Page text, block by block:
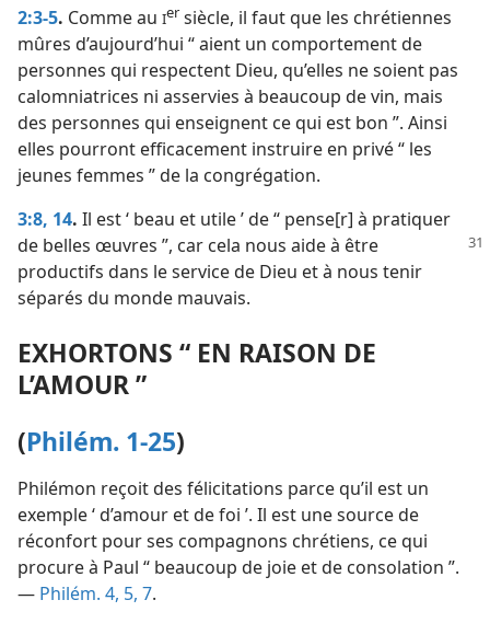
2:3-5. Comme au Ier siècle, il faut que les chrétiennes
mûres d’aujourd’hui “ aient un comportement de
personnes qui respectent Dieu, qu’elles ne soient pas
calomniatrices ni asservies à beaucoup de vin, mais
des personnes qui enseignent ce qui est bon ”. Ainsi
elles pourront efficacement instruire en privé “ les
jeunes femmes ” de la congrégation.
3:8, 14. Il est ‘ beau et utile ’ de “ pense[r] à pratiquer
de belles œuvres ”, car cela nous aideà être
productifs dans le service de Dieu et à nous tenir
séparés du monde mauvais.
EXHORTONS “ EN RAISON DE
L’AMOUR ”
(Philém. 1-25)
Philémon reçoit des félicitations parce qu’il est un
exemple ‘ d’amour et de foi ’. Il est une source de
réconfort pour ses compagnons chrétiens, ce qui
procure à Paul “ beaucoup de joie et de consolation ”.
— Philém. 4, 5, 7.